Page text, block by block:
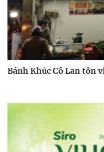
Bánh Khúc Cô Lan tôn